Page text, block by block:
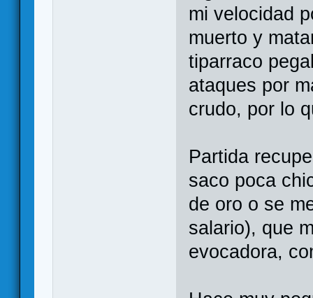
mi velocidad
muerto y
tiparraco
ataques por
crudo, por lo
Partida
saco poca
de oro o se
salario), que
evocadora,